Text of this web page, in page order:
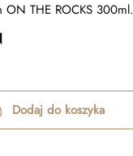
ON THE ROCKS 300ml.
Dodaj do koszyka